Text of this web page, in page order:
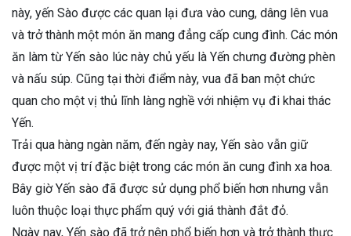
này, yến Sào được các quan lại đưa vào cung, dâng lên vua
và trở thành một món ăn mang đẳng cấp cung đình. Các món
ăn làm từ Yến sào lúc này chủ yếu là Yến chưng đường phèn
và nấu súp. Cũng tại thời điểm này, vua đã ban một chức
quan cho một vị thủ lĩnh làng nghề với nhiệm vụ đi khai thác
Yến.
Trải qua hàng ngàn năm, đến ngày nay, Yến sào vẫn giữ
được một vị trí đặc biệt trong các món ăn cung đình xa hoa.
Bây giờ Yến sào đã được sử dụng phổ biến hơn nhưng vẫn
luôn thuộc loại thực phẩm quý với giá thành đắt đỏ.
Ngày nay, Yến sào đã trở nên phổ biến hơn và trở thành thực